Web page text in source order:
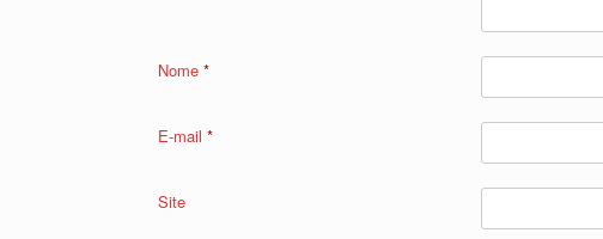
Nome *
E-mail *
Site